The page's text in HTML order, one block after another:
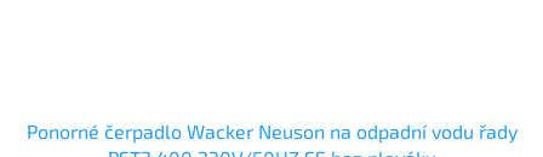
Ponorné čerpadlo Wacker Neuson na odpadní vodu řady